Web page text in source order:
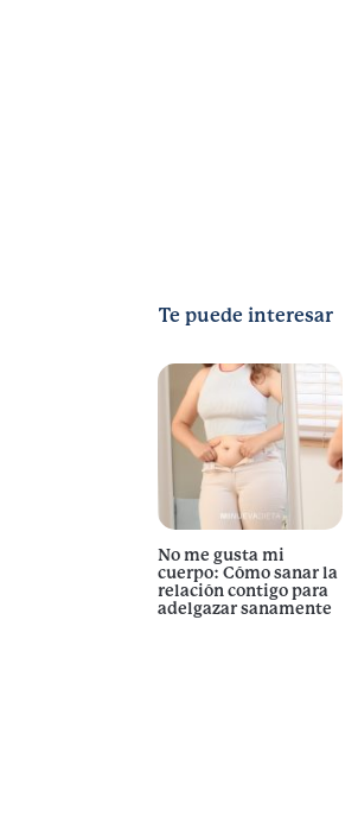
Te puede interesar
No me gusta mi
cuerpo: Cómo sanar la
relación contigo para
adelgazar sanamente